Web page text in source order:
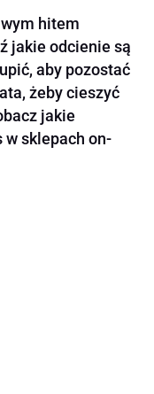
hitem
jakie odcienie są
aby pozostać
żeby cieszyć
jakie
w sklepach on-